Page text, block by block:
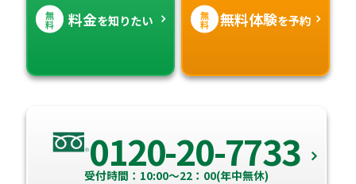
無
料 料金を知りたい 無
料 無料体験を予約
0120-20-7733
受付時間：10:00～22：00(年中無休)